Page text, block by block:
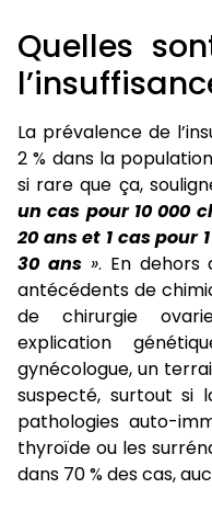
Quelles
La prévalence de
2 % dans la
si rare que ça,
un cas pour 10 000
20 ans et 1 cas pour
30 ans». En dehors
antécédents de
de chirurgie
explication
gynécologue, un
suspecté, surtout si
pathologies auto-
thyroïde ou les
dans 70 % des cas,